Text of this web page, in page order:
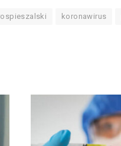
koronawirus